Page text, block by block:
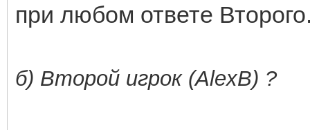
при любом ответе
б) Второй игрок (AlexB) ?